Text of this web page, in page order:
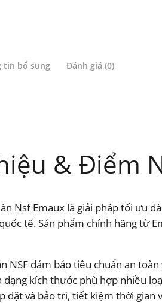
tin bổ sung Đánh giá (0)
& Điểm
Nsf Emaux là giải pháp tối ưu
tế. Sản phẩm chính hãng từ
NSF đảm bảo tiêu chuẩn an
dạng kích thước phù hợp nhiều
đặt và bảo trì, tiết kiệm thời gian